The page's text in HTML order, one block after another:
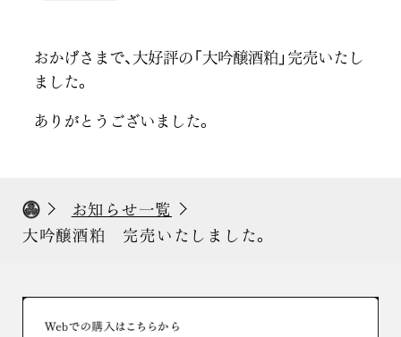
おかげさまで、大好評の「大吟醸酒粕」完売いたし
ました。
ありがとうございました。
お知らせ一覧
大吟醸酒粕 完売いたしました。